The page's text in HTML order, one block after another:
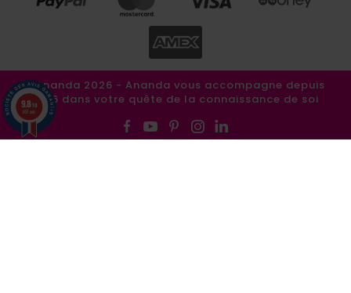
©Ananda 2026 - Ananda vous accompagne depuis
1986 dans votre quête de la connaissance de soi
9.8/10
857 avis